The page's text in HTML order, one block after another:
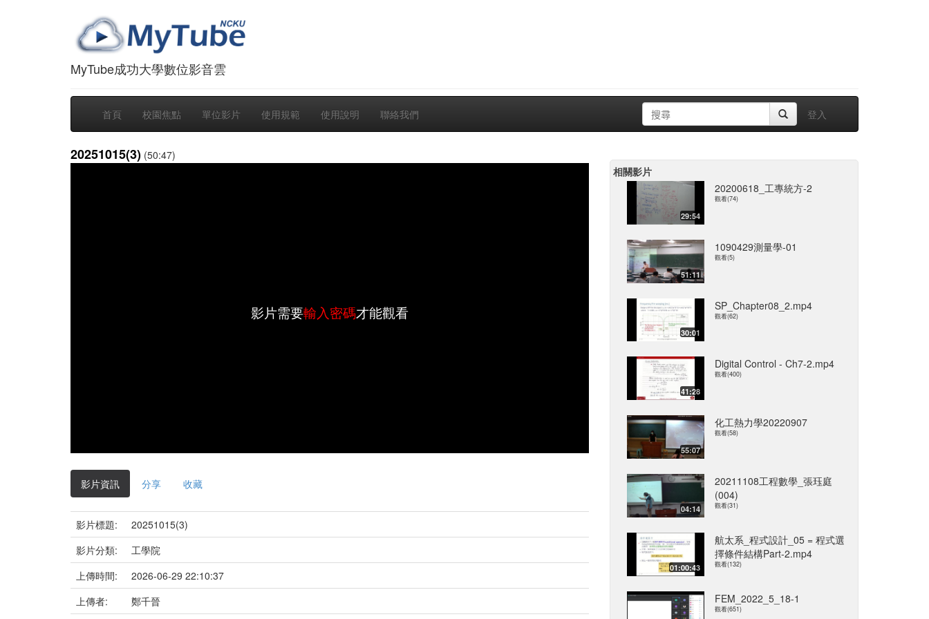
MyTube成功大學數位影音雲
首頁 校園焦點 單位影片 使用規範 使用說明 聯絡我們 登入
20251015(3) (50:47)
影片需要輸入密碼才能觀看
影片資訊 分享 收藏
影片標題:
20251015(3)
影片分類:
工學院
上傳時間:
2026-06-29 22:10:37
上傳者:
鄭千晉
相關影片
29:54
20200618_工專統方-2
觀看(74)
51:11
1090429測量學-01
觀看(5)
30:01
SP_Chapter08_2.mp4
觀看(62)
41:28
Digital Control - Ch7-2.mp4
觀看(400)
55:07
化工熱力學20220907
觀看(58)
04:14
20211108工程數學_張珏庭
(004)
觀看(31)
01:00:43
航太系_程式設計_05 = 程式選
擇條件結構Part-2.mp4
觀看(132)
FEM_2022_5_18-1
觀看(651)